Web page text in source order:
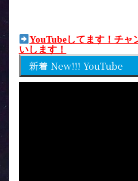
YouTubeしてます！チャ
いします！
新着 New!!! YouTube